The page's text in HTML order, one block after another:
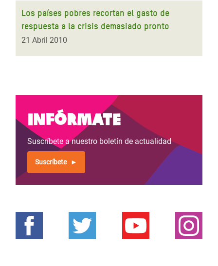
Los países pobres recortan el gasto de
respuesta a la crisis demasiado pronto
21 Abril 2010
Infórmate
Suscríbete a nuestro boletín de actualidad
Suscríbete